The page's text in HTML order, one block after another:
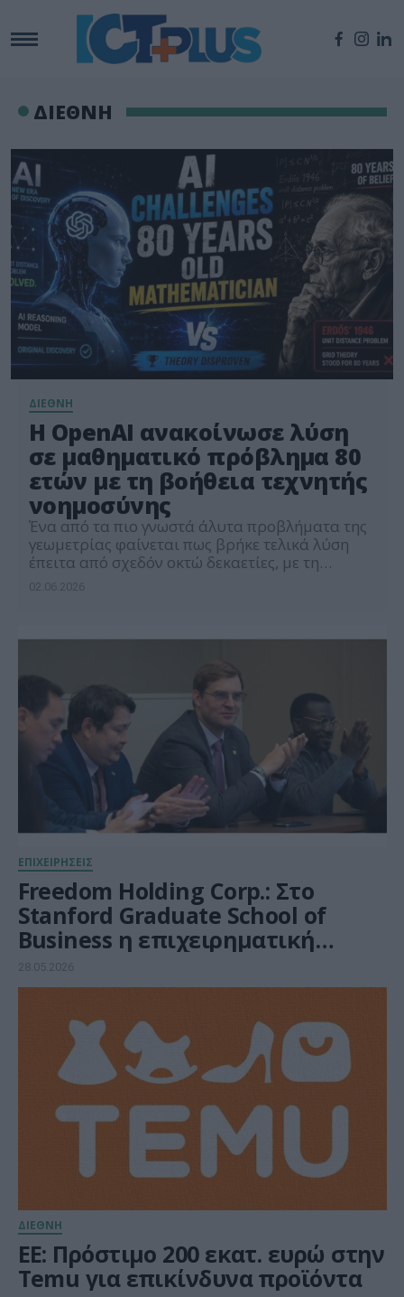
ΔΙΕΘΝΗ
ΔΙΕΘΝΗ
Η OpenAI ανακοίνωσε λύση
σε μαθηματικό πρόβλημα 80
ετών με τη βοήθεια τεχνητής
νοημοσύνης
Ένα από τα πιο γνωστά άλυτα προβλήματα της
γεωμετρίας φαίνεται πως βρήκε τελικά λύση
έπειτα από σχεδόν οκτώ δεκαετίες, με τη
συλλογιστική κατάφερε να βρει
[…]
ΕΠΙΧΕΙΡΗΣΕΙΣ
Freedom Holding Corp.: Στο
Stanford Graduate School of
Business η επιχειρηματική
στρατηγική του ομίλου
28.05.2026
ΔΙΕΘΝΗ
ΕΕ: Πρόστιμο 200 εκατ. ευρώ στην
Temu για επικίνδυνα προϊόντα